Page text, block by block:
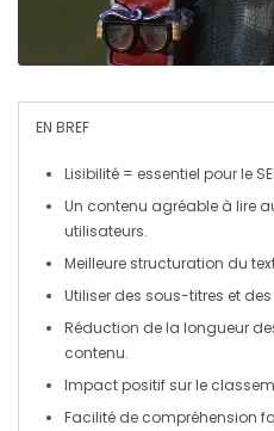
EN BREF
Lisibilité = essentiel pour le
Un contenu agréable à lire
utilisateurs.
Meilleure structuration du
Utiliser des sous-titres et des
Réduction de la longueur
contenu.
Impact positif sur le
Facilité de compréhension